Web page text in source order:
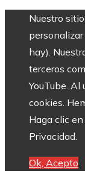
Nuestro
hay).
terceros
YouTube.
cookies.
Haga clic
Privacidad.
Ok, Acepto